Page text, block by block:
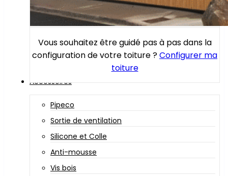
Vous souhaitez être guidé pas à pas dans la
configuration de votre toiture ?Configurer ma
toiture
Accessoires
Pipeco
Sortie de ventilation
Silicone et Colle
Anti-mousse
Vis bois